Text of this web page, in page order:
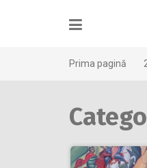
Prima pagină